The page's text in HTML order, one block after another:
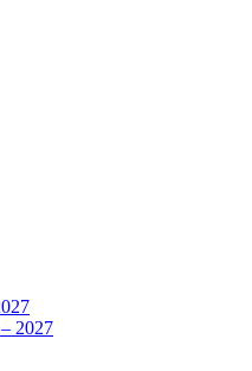
2027